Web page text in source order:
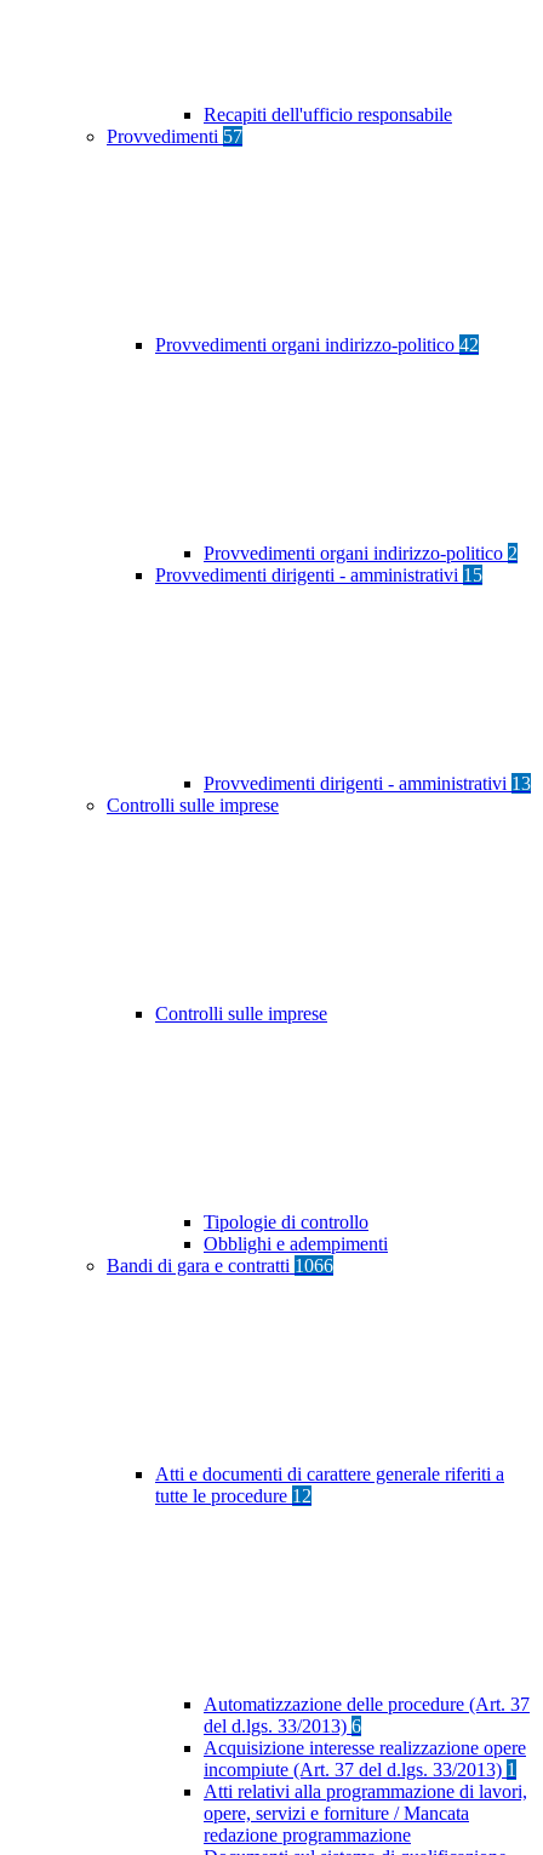
Recapiti dell'ufficio responsabile
Provvedimenti 57
Provvedimenti organi indirizzo-politico 42
Provvedimenti organi indirizzo-politico 2
Provvedimenti dirigenti - amministrativi 15
Provvedimenti dirigenti - amministrativi 13
Controlli sulle imprese
Controlli sulle imprese
Tipologie di controllo
Obblighi e adempimenti
Bandi di gara e contratti 1066
Atti e documenti di carattere generale riferiti a
tutte le procedure 12
Automatizzazione delle procedure (Art. 37
del d.lgs. 33/2013) 6
Acquisizione interesse realizzazione opere
incompiute (Art. 37 del d.lgs. 33/2013) 1
Atti relativi alla programmazione di lavori,
opere, servizi e forniture / Mancata
redazione programmazione